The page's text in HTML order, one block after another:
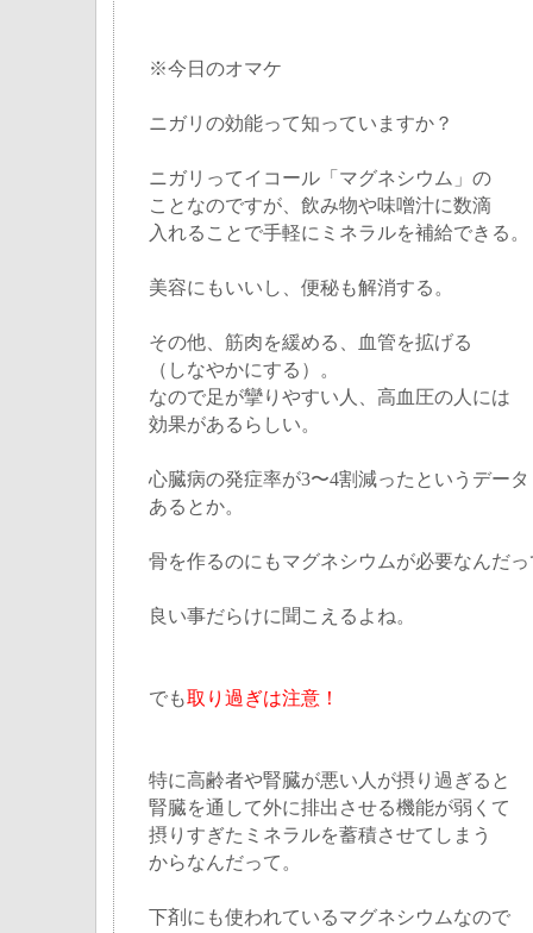
※今日のオマケ
ニガリの効能って知っていますか？
ニガリってイコール「マグネシウム」の
ことなのですが、飲み物や味噌汁に数滴
入れることで手軽にミネラルを補給できる。
美容にもいいし、便秘も解消する。
その他、筋肉を緩める、血管を拡げる
（しなやかにする）。
なので足が攣りやすい人、高血圧の人には
効果があるらしい。
心臓病の発症率が3〜4割減ったというデー
あるとか。
骨を作るのにもマグネシウムが必要なんだ
良い事だらけに聞こえるよね。
でも取り過ぎは注意！
特に高齢者や腎臓が悪い人が摂り過ぎると
腎臓を通して外に排出させる機能が弱くて
摂りすぎたミネラルを蓄積させてしまう
からなんだって。
下剤にも使われているマグネシウムなので